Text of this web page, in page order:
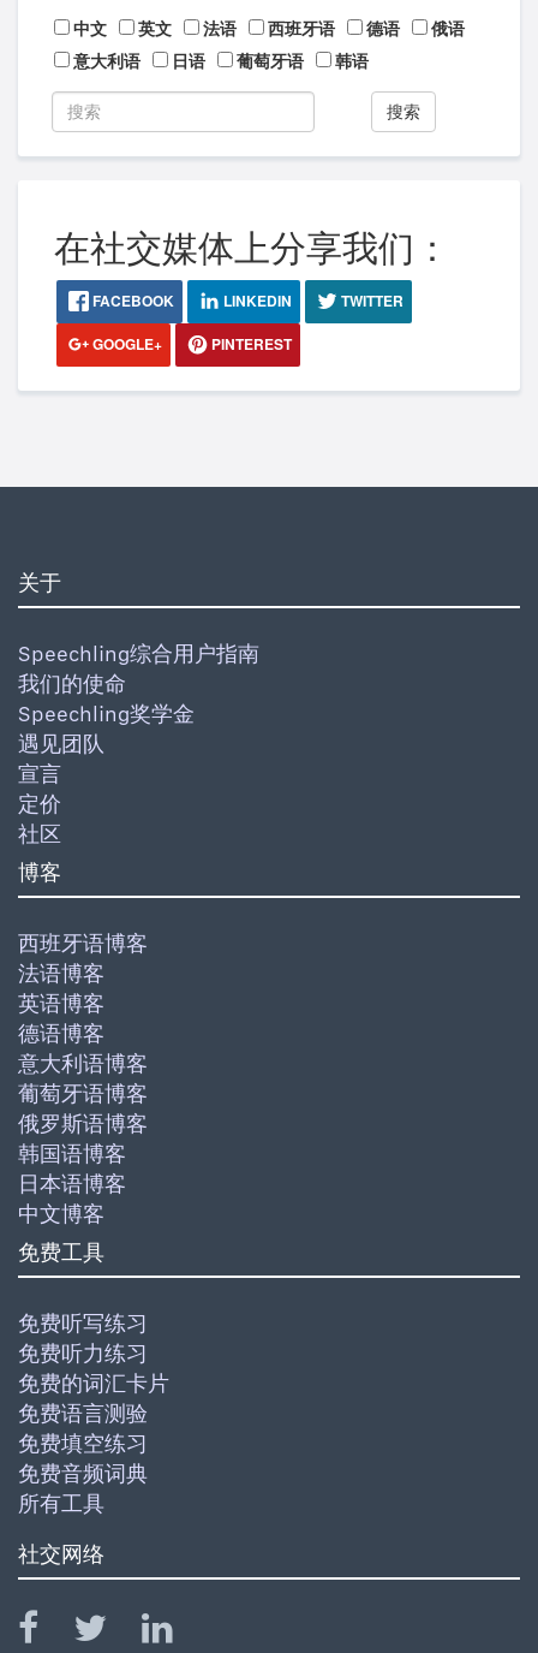
中文
英文 法语 西班牙语 德语
俄语
意大利语
日语 葡萄牙语 韩语
搜索
在社交媒体上分享我们：
FACEBOOK LINKEDIN
TWITTER
GOOGLE+
PINTEREST
关于
Speechling综合用户指南
我们的使命
Speechling奖学金
遇见团队
宣言
定价
社区
博客
西班牙语博客
法语博客
英语博客
德语博客
意大利语博客
葡萄牙语博客
俄罗斯语博客
韩国语博客
日本语博客
中文博客
免费工具
免费听写练习
免费听力练习
免费的词汇卡片
免费语言测验
免费填空练习
免费音频词典
所有工具
社交网络